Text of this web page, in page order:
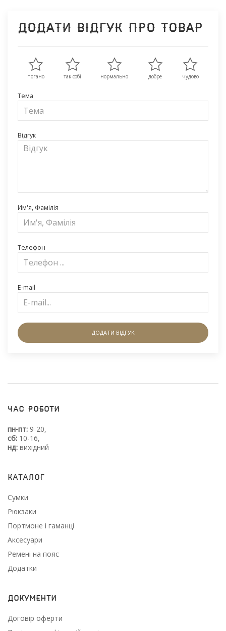
Додати відгук про товар
погано так собі нормально добре чудово
Тема
Відгук
Им'я, Фамілія
Телефон
E-mail
ДОДАТИ ВІДГУК
Час роботи
пн-пт: 9-20,
сб: 10-16,
нд: вихідний
Каталог
Сумки
Рюкзаки
Портмоне і гаманці
Аксесуари
Ремені на пояс
Додатки
Документи
Договір оферти